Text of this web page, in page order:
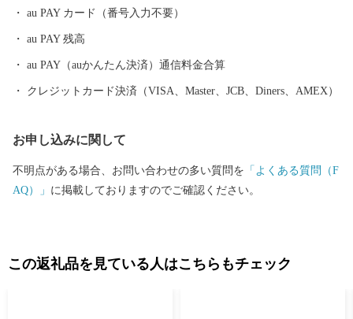
役になれる地域風土にあります。 今後、鯖江市が50年後、100年
後と将来にわたって成長力を確保し、持続可能なまちづくりを進
め、「誰一人取り残さない」社会の実現を目指し、「持続可能な
体、大学等と協働で一丸となって取り組みます。 お客様からいた
供及び鯖江市のふるさと納税に関する情報提供のために使用させ
au PAY カード（番号入力不要）
au PAY 残高
au PAY（auかんたん決済）通信料金合算
クレジットカード決済（VISA、Master、JCB、Diners、AMEX）
お申し込みに関して
不明点がある場合、お問い合わせの多い質問を 「よくある質問（F
AQ）」 に掲載しておりますのでご確認ください。
この返礼品を見ている人はこちらもチェック